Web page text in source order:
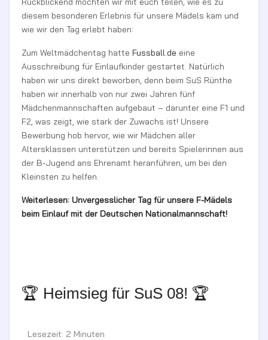
diesem besonderen Erlebnis für unsere Mädels kam und
wie wir den Tag erlebt haben:
Zum Weltmädchentag hatte Fussball.de eine
Ausschreibung für Einlaufkinder gestartet. Natürlich
haben wir uns direkt beworben, denn beim SuS Rünthe
haben wir innerhalb von nur zwei Jahren fünf
Mädchenmannschaften aufgebaut – darunter eine F1 und
F2, was zeigt, wie stark der Zuwachs ist! Unsere
Bewerbung hob hervor, wie wir Mädchen aller
Altersklassen unterstützen und bereits Spielerinnen aus
der B-Jugend ans Ehrenamt heranführen, um bei den
Kleinsten zu helfen.
Weiterlesen: Unvergesslicher Tag für unsere F-Mädels
beim Einlauf mit der Deutschen Nationalmannschaft!
🏆 Heimsieg für SuS 08! 🏆
Lesezeit: 2 Minuten